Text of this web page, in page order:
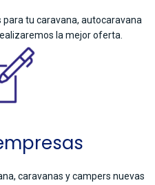
tu caravana, autocaravana
la mejor oferta.
caravanas y campers nuevas